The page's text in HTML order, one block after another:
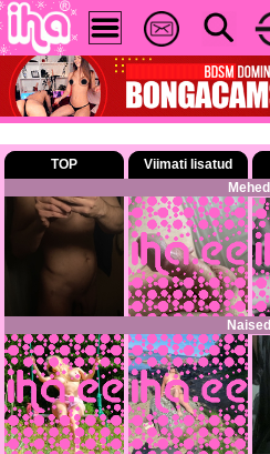
TOP
Viimati lisatud
Mehed
Naised